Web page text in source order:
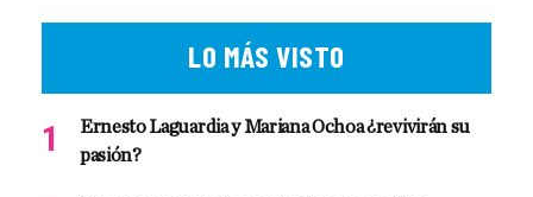
LO MÁS VISTO
Ernesto Laguardia y Mariana Ochoa ¿revivirán su
pasión?